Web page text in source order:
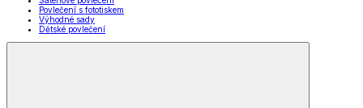
Povlečení s fototiskem
Výhodné sady
Dětské povlečení